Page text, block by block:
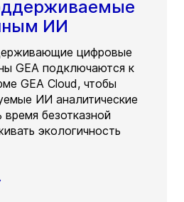
ИИ
цифровые
GEA подключаются к
GEA Cloud, чтобы
ИИ аналитические
безотказной
экологичность